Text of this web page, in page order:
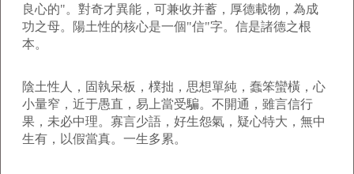
良心的"。對奇才異能，可兼收并蓄，厚德載物，為成
功之母。陽土性的核心是一個"信"字。信是諸德之根
本。
陰土性人，固執呆板，樸拙，思想單純，蠢笨蠻橫，心
小量窄，近于愚直，易上當受騙。不開通，雖言信行
果，未必中理。寡言少語，好生怨氣，疑心特大，無中
生有，以假當真。一生多累。